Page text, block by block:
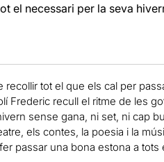
el necessari per la seva
tot el que els cal per
Frederic recull el ritme de les
sense gana, ni set, ni cap
els contes, la poesia i la
passar una bona estona a tots